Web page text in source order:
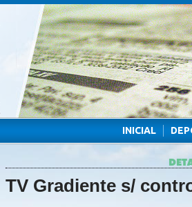
INICIAL
TV Gradiente s/